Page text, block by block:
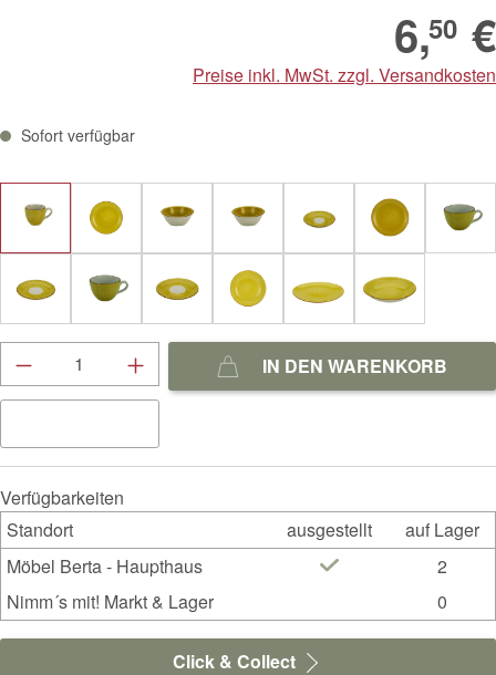
6,50 €
Preise inkl. MwSt. zzgl. Versandkosten
Sofort verfügbar
Produkt Anzahl: Gib den gewünschten Wert
IN DEN WARENKORB
Verfügbarkeiten
Standort
ausgestellt
auf Lager
Möbel Berta - Haupthaus
2
Nimm´s mit! Markt & Lager
0
Click & Collect